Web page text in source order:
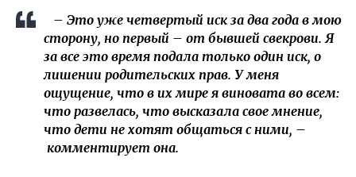
– Это уже четвертый иск за два года в мою
сторону, но первый – от бывшей свекрови. Я
за все это время подала только один иск, о
лишении родительских прав. У меня
ощущение, что в их мире я виновата во всем:
что развелась, что высказала свое мнение,
что дети не хотят общаться с ними, –
комментирует она.